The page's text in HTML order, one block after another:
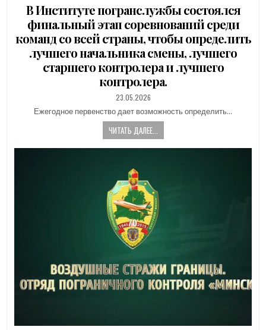
В Институте погранслужбы состоялся
финальный этап соревнований среди
команд со всей страны, чтобы определить
лучшего начальника смены, лучшего
старшего контролера и лучшего
контролера.
PUBLISHED
DATE:
23.05.2026
Ежегодное первенство дает возможность определить…
ЧИТАТЬ ДАЛЕЕ...